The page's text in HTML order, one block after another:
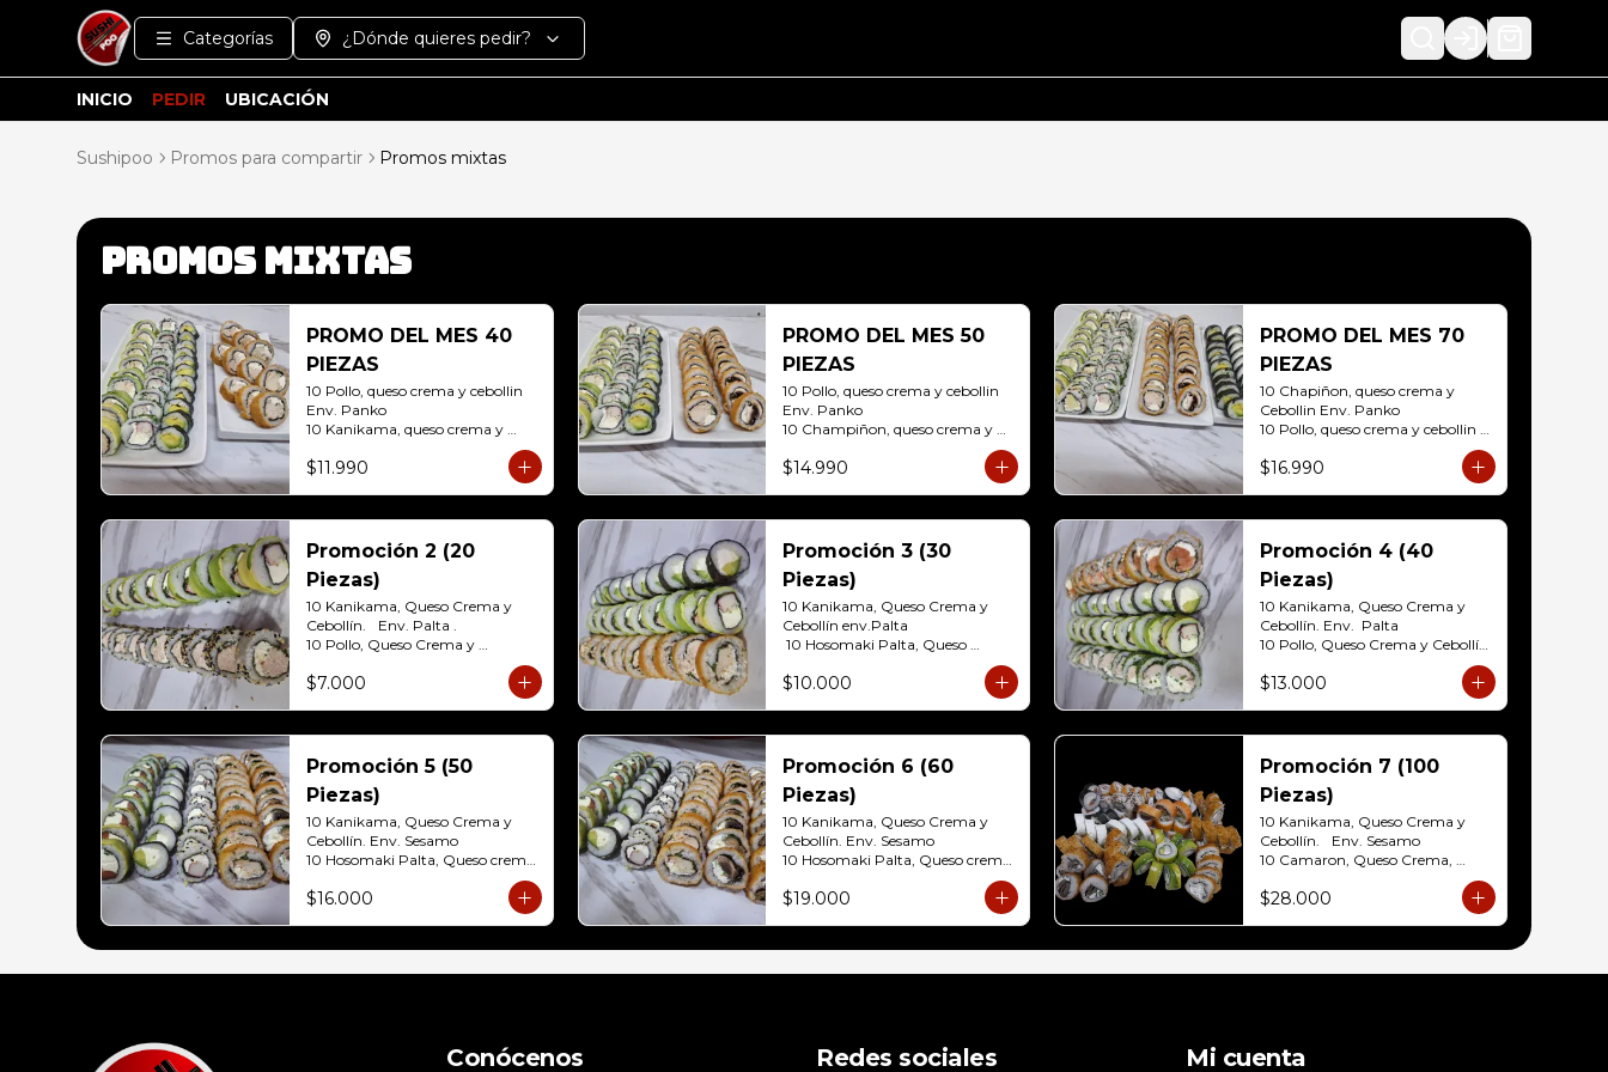
Categorías ¿Dónde quieres pedir? Login
INICIO PEDIR UBICACIÓN
Sushipoo Promos para compartir Promos mixtas
Promos mixtas
PROMO DEL MES 40
PIEZAS
10 Pollo, queso crema y cebollin
Env. Panko
10 Kanikama, queso crema y
10 Pollo, queso crema y cebollin
$11.990
PROMO DEL MES 50
PIEZAS
10 Pollo, queso crema y cebollin
Env. Panko
10 Champiñon, queso crema y
10 Kanikama, queso crema y
Env. Palta
10 Hosomaki ( Palta)
$14.990
PROMO DEL MES 70
PIEZAS
10 Chapiñon, queso crema y
Cebollin Env. Panko
10 Pollo, queso crema y cebollin
10 Palmito, queso crema y palta
Palta Env. Cibulette
10 Pollo, queso crema y cebollin
Env. Palta
10 Hosomaki (Queso crema)
10 Hosomaki ( Palta)
$16.990
Promoción 2 (20
Piezas)
10 Kanikama, Queso Crema y
Cebollín.	Env. Palta .
10 Pollo, Queso Crema y
Cebollín.env eleccion Sesamo o
frito
$7.000
Promoción 3 (30
Piezas)
10 Kanikama, Queso Crema y
Cebollín env.Palta
10 Hosomaki Palta, Queso
10 Pollo, Queso Crema y Cebollin
$10.000
Promoción 4 (40
Piezas)
10 Kanikama, Queso Crema y
Cebollín. Env.  Palta
10 Pollo, Queso Crema y Cebollín
10 Hosomaki Palta, Queso crema
$13.000
Promoción 5 (50
Piezas)
10 Kanikama, Queso Crema y
Cebollín. Env. Sesamo
10 Hosomaki Palta, Queso crema
Cebollín Env.Palta
10 Pollo, Queso Crema y Cebollín
10 Champiñon,Queso Crema y
Cebollín Env.Panko
$16.000
Promoción 6 (60
Piezas)
10 Kanikama, Queso Crema y
Cebollín. Env. Sesamo
10 Hosomaki Palta, Queso crema
Cebollín Env. Palta
10 Pollo, Queso Crema y Cebollín
10 Champiñón, Queso Crema y
Cebollín Env.Panko
$19.000
Promoción 7 (100
Piezas)
10 Kanikama, Queso Crema y
Cebollín.	Env. Sesamo
10 Camaron, Queso Crema,
10 Champiñón y Palta Env.
Cebollín env. Cibullete
10 Pollo, Queso Crema y Cebollín
10 Champiñón, Queso Crema
$28.000
Conócenos Redes sociales Mi cuenta